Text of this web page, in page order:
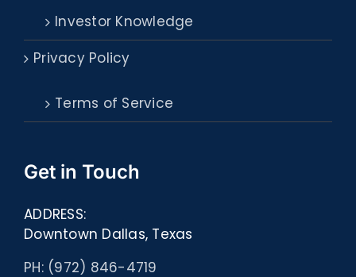
Investor Knowledge
Privacy Policy
Terms of Service
Get in Touch
ADDRESS:
Downtown Dallas, Texas
PH: (972) 846-4719